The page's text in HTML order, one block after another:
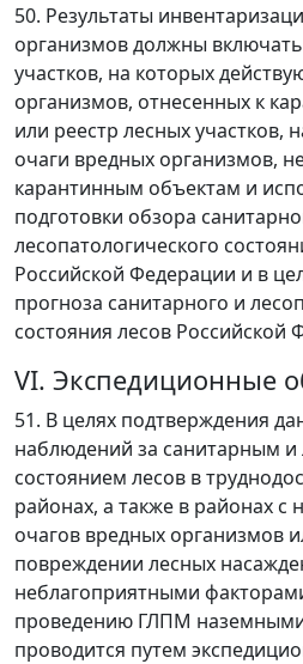
50. Результаты
организмов должны
участков, на которых
организмов, отнесенных к
или реестр лесных участков,
очаги вредных организмов,
карантинным объектам и
подготовки обзора
лесопатологического
Российской Федерации и в
прогноза санитарного и
состояния лесов Российской
VI. Экспедиционные
51. В целях подтверждения
наблюдений за санитарным и
состоянием лесов в
районах, а также в районах с
очагов вредных организмов
повреждении лесных
неблагоприятными
проведению ГЛПМ
проводится путем